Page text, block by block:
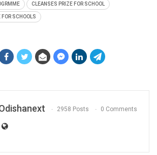
CLEANSES PRIZE FOR SCHOOL
FOR SCHOOLS
2958 Posts 0 Comments